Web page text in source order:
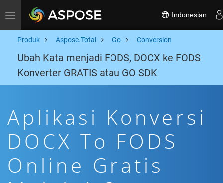
Toggle navigation Indonesian
Produk Aspose.Total Go Conversion
Ubah Kata menjadi FODS, DOCX ke FODS
Konverter GRATIS atau GO SDK
Aplikasi Konversi
DOCX To FODS
Online Gratis